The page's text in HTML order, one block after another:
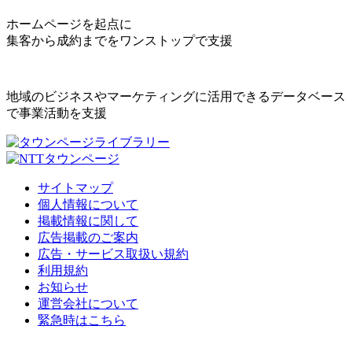
ホームページを起点に
集客から成約までをワンストップで支援
地域のビジネスやマーケティングに活用できるデータベース
で事業活動を支援
サイトマップ
個人情報について
掲載情報に関して
広告掲載のご案内
広告・サービス取扱い規約
利用規約
お知らせ
運営会社について
緊急時はこちら